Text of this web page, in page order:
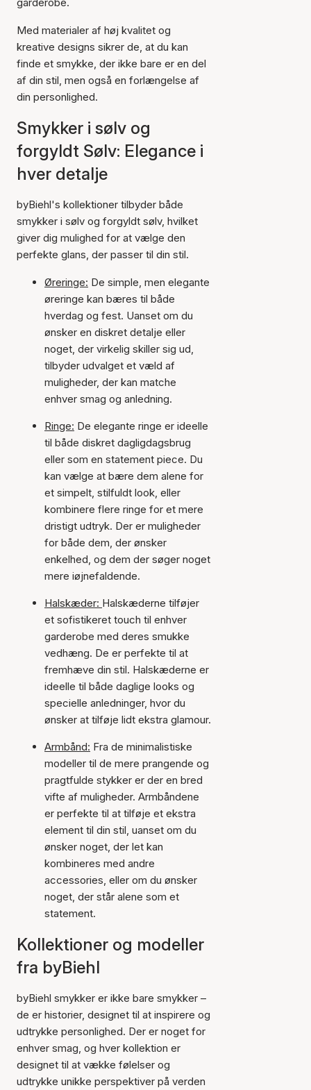
Med materialer af høj kvalitet og
kreative designs sikrer de, at du kan
finde et smykke, der ikke bare er en del
af din stil, men også en forlængelse af
din personlighed.
Smykker i sølv og
forgyldt Sølv: Elegance i
hver detalje
byBiehl's kollektioner tilbyder både
smykker i sølv og forgyldt sølv, hvilket
giver dig mulighed for at vælge den
perfekte glans, der passer til din stil.
Øreringe: De simple, men elegante
øreringe kan bæres til både
hverdag og fest. Uanset om du
ønsker en diskret detalje eller
noget, der virkelig skiller sig ud,
tilbyder udvalget et væld af
muligheder, der kan matche
enhver smag og anledning.
Ringe: De elegante ringe er ideelle
til både diskret dagligdagsbrug
eller som en statement piece. Du
kan vælge at bære dem alene for
et simpelt, stilfuldt look, eller
kombinere flere ringe for et mere
dristigt udtryk. Der er muligheder
for både dem, der ønsker
enkelhed, og dem der søger noget
mere iøjnefaldende.
Halskæder: Halskæderne tilføjer
et sofistikeret touch til enhver
garderobe med deres smukke
vedhæng. De er perfekte til at
fremhæve din stil. Halskæderne er
ideelle til både daglige looks og
specielle anledninger, hvor du
ønsker at tilføje lidt ekstra glamour.
Armbånd: Fra de minimalistiske
modeller til de mere prangende og
pragtfulde stykker er der en bred
vifte af muligheder. Armbåndene
er perfekte til at tilføje et ekstra
element til din stil, uanset om du
ønsker noget, der let kan
kombineres med andre
accessories, eller om du ønsker
noget, der står alene som et
statement.
Kollektioner og modeller
fra byBiehl
byBiehl smykker er ikke bare smykker –
de er historier, designet til at inspirere og
udtrykke personlighed. Der er noget for
enhver smag, og hver kollektion er
designet til at vække følelser og
udtrykke unikke perspektiver på verden